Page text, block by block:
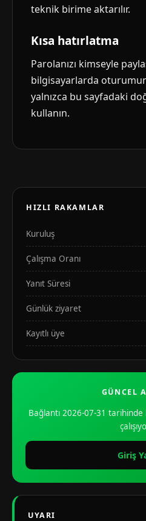
teknik birime aktarılır.
Kısa hatırlatma
Parolanızı kimseyle
bilgisayarlarda
yalnızca bu sayfadaki
kullanın.
HIZLI RAKAMLAR
Kuruluş
Çalışma Oranı
Yanıt Süresi
Günlük ziyaret
Kayıtlı üye
GÜNCEL
Bağlantı 2026-07-31
Giriş
UYARI